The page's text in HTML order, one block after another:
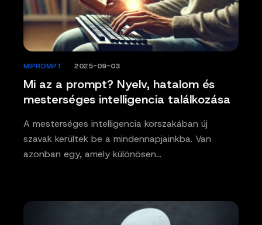
Mi az a prompt? Nyelv, hatalom és
mesterséges intelligencia találkozása
MIPROMPT 2025-09-03
A mesterséges intelligencia korszakában új
szavak kerültek be a mindennapjainkba. Van
azonban egy, amely különösen…